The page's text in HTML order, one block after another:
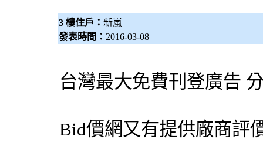
3 樓住戶： 新嵐
發表時間： 2016-03-08
台灣最大免費刊登廣告
Bid價網 又有提供廠商評